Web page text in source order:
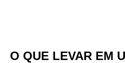
O QUE LEVAR EM